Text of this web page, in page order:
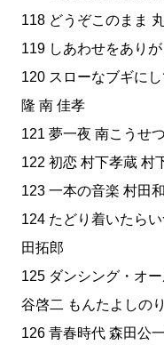
118 どうぞこのまま
119 しあわせをあり
120 スローなブギに
隆 南 佳孝
121 夢一夜 南こうせ
122 初恋 村下孝蔵 村
123 一本の音楽 村田
124 たどり着いたら
田拓郎
125 ダンシング・オ
谷啓二 もんたよしのり
126 青春時代 森田公